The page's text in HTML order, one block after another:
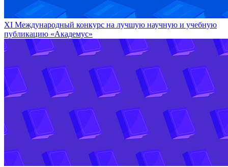
XI Международный конкурс на лучшую научную и учебную
публикацию «Академус»